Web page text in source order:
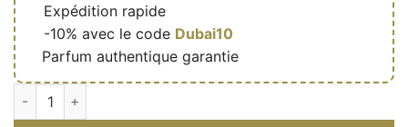
Expédition rapide
-10% avec le code Dubai10
Parfum authentique garantie
quantité de Lemon Sorbet – Eau de parfum mixte (flacon